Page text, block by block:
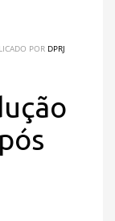
POR DPRJ